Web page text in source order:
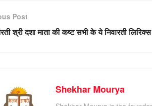
Post
श्री दशा माता की कष्ट सभी के ये निवारती लिरिक्स
Shekhar Mourya